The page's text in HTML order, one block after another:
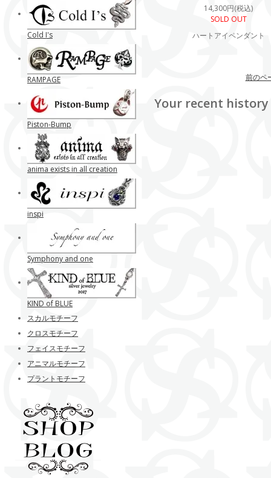
14,300円(税込)
SOLD OUT
ハートアイペンダント
前のペ
Your recent history
Cold I's
RAMPAGE
Piston-Bump
anima exists in all creation
inspi
Symphony and one
KIND of BLUE
スカルモチーフ
クロスモチーフ
フェイスモチーフ
アニマルモチーフ
プラントモチーフ